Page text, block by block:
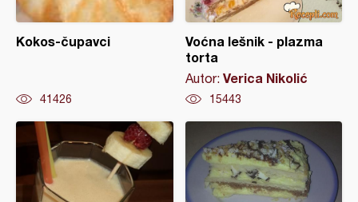
Kokos-čupavci
41426
Voćna lešnik - plazma
torta
Autor: Verica Nikolić
15443